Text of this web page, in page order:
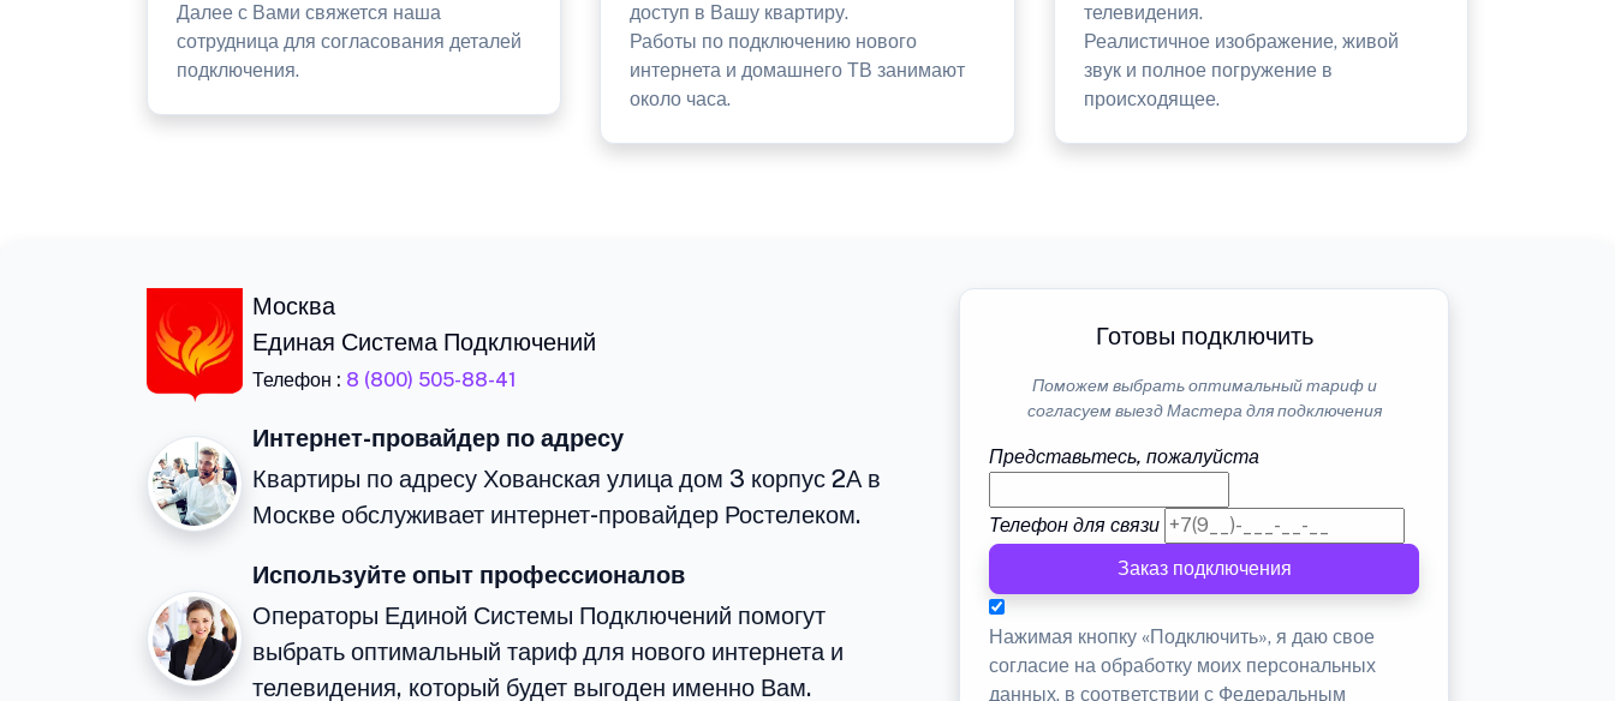
Далее с Вами свяжется наша
сотрудница для согласования деталей
подключения.
доступ в Вашу квартиру.
Работы по подключению нового
интернета и домашнего ТВ занимают
около часа.
телевидения.
Реалистичное изображение, живой
звук и полное погружение в
происходящее.
Москва
Единая Система Подключений
Телефон : 8 (800) 505-88-41
Интернет-провайдер по адресу
Квартиры по адресу Хованская улица дом 3 корпус 2А в
Москве обслуживает интернет-провайдер Ростелеком.
Используйте опыт профессионалов
Операторы Единой Системы Подключений помогут
выбрать оптимальный тариф для нового интернета и
телевидения, который будет выгоден именно Вам.
Готовы подключить
Поможем выбрать оптимальный тариф и
согласуем выезд Мастера для подключения
Представьтесь, пожалуйста
Телефон для связи
Заказ подключения
Нажимая кнопку «Подключить», я даю свое
согласие на обработку моих персональных
данных, в соответствии с Федеральным